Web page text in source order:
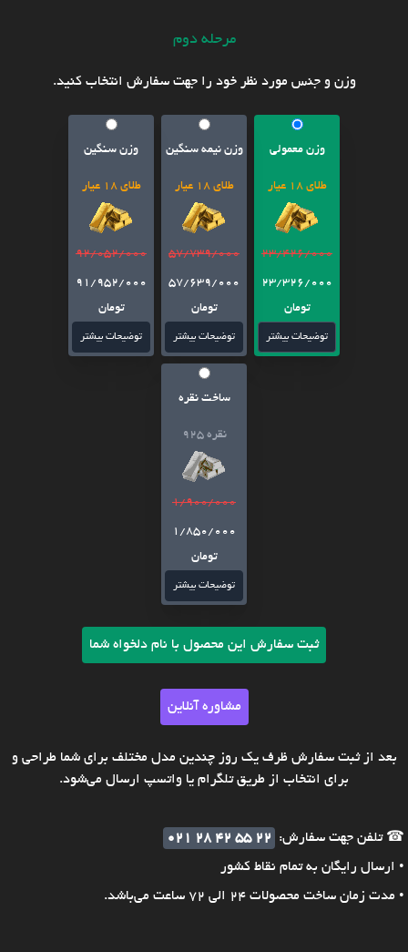
مرحله دوم
وزن و جنس مورد نظر خود را جهت سفارش انتخاب کنید.
وزن معمولی
طلای 18 عیار
23/426/000
23/326/000
تومان
توضیحات بیشتر
وزن نیمه سنگین
طلای 18 عیار
57/739/000
57/639/000
تومان
توضیحات بیشتر
وزن سنگین
طلای 18 عیار
92/052/000
91/952/000
تومان
توضیحات بیشتر
ساخت نقره
نقره 925
1/900/000
1/850/000
تومان
توضیحات بیشتر
ثبت سفارش این محصول با نام دلخواه شما
مشاوره آنلاین
بعد از ثبت سفارش ظرف یک روز چندین مدل مختلف برای شما طراحی و
برای انتخاب از طریق تلگرام یا واتسپ ارسال می‌شود.
☎ تلفن جهت سفارش:
021 28 42 55 22
• ارسال رایگان به تمام نقاط کشور
• مدت زمان ساخت محصولات 24 الی 72 ساعت می‌باشد.